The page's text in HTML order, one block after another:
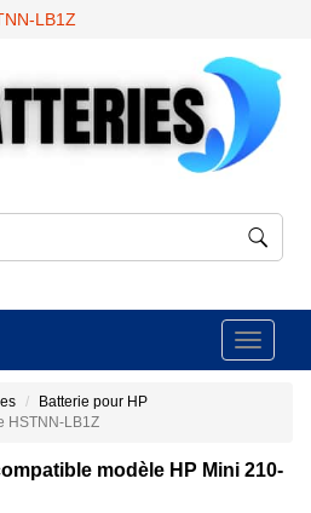
LB1Z
Toggle
Batterie pour HP
HSTNN-LB1Z
modèle HP Mini 210-